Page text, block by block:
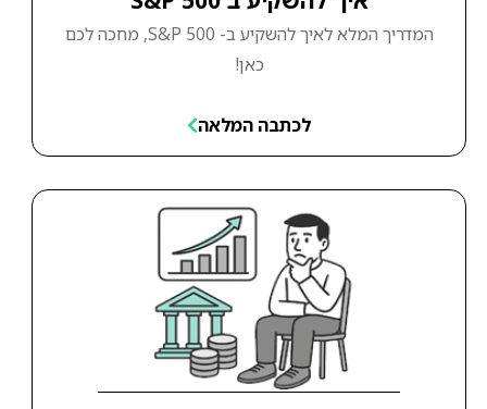
המדריך המלא לאיך להשקיע ב- S&P 500, מחכה לכם
כאן!
לכתבה המלאה